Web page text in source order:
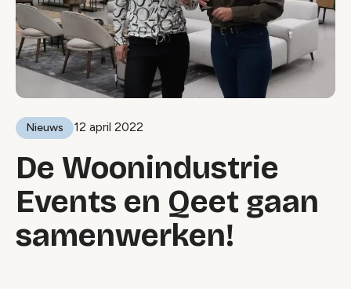
Nieuws 12 april 2022
De Woonindustrie
Events en Qeet gaan
samenwerken!